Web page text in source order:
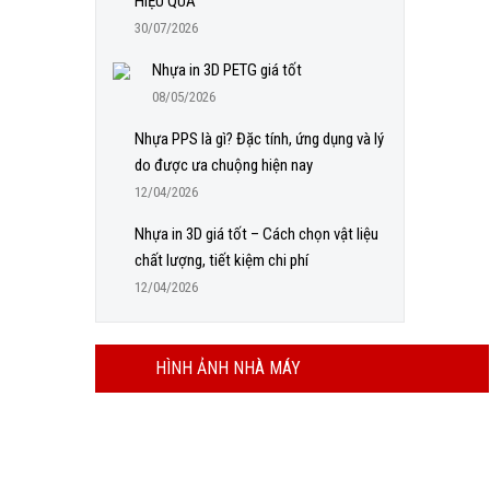
30/07/2026
Nhựa in 3D PETG giá tốt
08/05/2026
Nhựa PPS là gì? Đặc tính, ứng dụng và lý
do được ưa chuộng hiện nay
12/04/2026
Nhựa in 3D giá tốt – Cách chọn vật liệu
chất lượng, tiết kiệm chi phí
12/04/2026
HÌNH ẢNH NHÀ MÁY